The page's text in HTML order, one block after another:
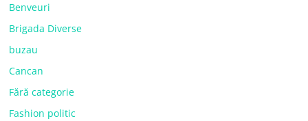
Benveuri
Brigada Diverse
buzau
Cancan
Fără categorie
Fashion politic